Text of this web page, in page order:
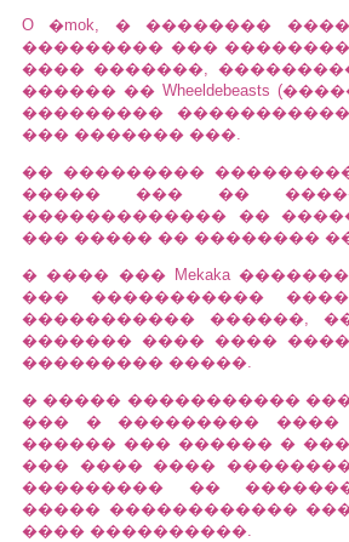
O �mok, � ��������
��������� ���
���� �������,
������ �� Wheeldebeasts
���������
��� ������� ���.
�� ���������
����� ��� ��
������������� ��
��� ����� �� ��������
� ���� ��� Mekaka
��� �����������
����������� ������, ��
������� ���� ����
��������� �����.
� ����� �����������
��� � ���������
������ ��� ������ �
��� ���� ����
��������� ��
����� ������������
���� ����������.